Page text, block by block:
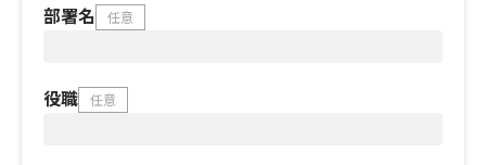
部署名 任意
役職 任意